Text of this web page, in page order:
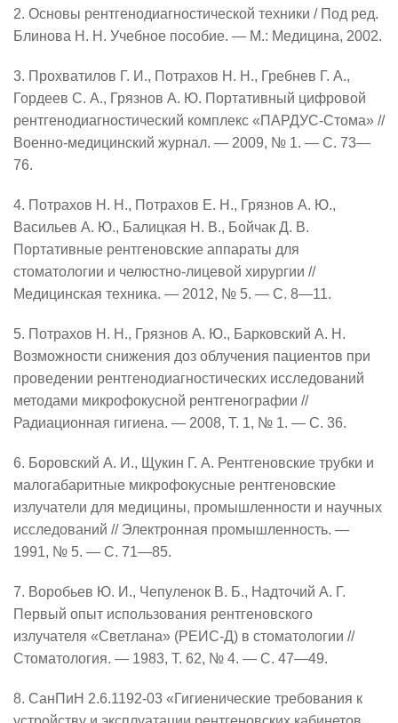
2. Основы рентгенодиагностической техники / Под ред.
Блинова Н. Н. Учебное пособие. — М.: Медицина, 2002.
3. Прохватилов Г. И., Потрахов Н. Н., Гребнев Г. А.,
Гордеев С. А., Грязнов А. Ю. Портативный цифровой
рентгенодиагностический комплекс «ПАРДУС-Стома» //
Военно-медицинский журнал. — 2009, № 1. — С. 73—
76.
4. Потрахов Н. Н., Потрахов Е. Н., Грязнов А. Ю.,
Васильев А. Ю., Балицкая Н. В., Бойчак Д. В.
Портативные рентгеновские аппараты для
стоматологии и челюстно-лицевой хирургии //
Медицинская техника. — 2012, № 5. — С. 8—11.
5. Потрахов Н. Н., Грязнов А. Ю., Барковский А. Н.
Возможности снижения доз облучения пациентов при
проведении рентгенодиагностических исследований
методами микрофокусной рентгенографии //
Радиационная гигиена. — 2008, Т. 1, № 1. — С. 36.
6. Боровский А. И., Щукин Г. А. Рентгеновские трубки и
малогабаритные микрофокусные рентгеновские
излучатели для медицины, промышленности и научных
исследований // Электронная промышленность. —
1991, № 5. — С. 71—85.
7. Воробьев Ю. И., Чепуленок В. Б., Надточий А. Г.
Первый опыт использования рентгеновского
излучателя «Светлана» (РЕИС-Д) в стоматологии //
Стоматология. — 1983, Т. 62, № 4. — С. 47—49.
8. СанПиН 2.6.1192-03 «Гигиенические требования к